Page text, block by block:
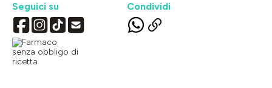
Seguici su Condividi